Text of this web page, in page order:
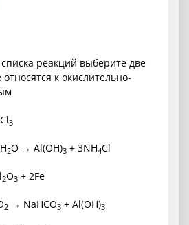
реакций выберите две
к окислительно-
3
2O → Al(OH)3 + 3NH4Cl
2O3 + 2Fe
2 → NaHCO3 + Al(OH)3